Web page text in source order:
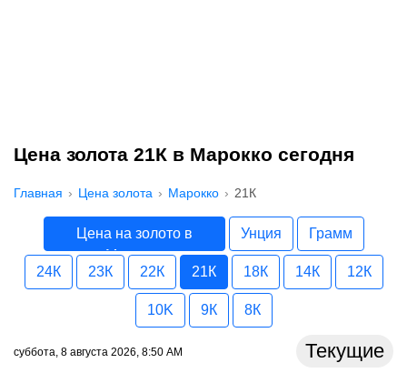
Цена золота 21К в Марокко сегодня
Главная Цена золота Марокко 21К
Цена на золото в
Марокко
Унция Грамм
24К 23К 22К 21К 18К 14К 12К
10K 9К 8К
суббота, 8 августа 2026, 8:50 AM Текущие